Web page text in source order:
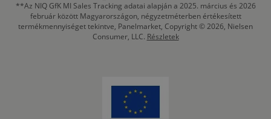
**Az NIQ GfK MI Sales Tracking adatai alapján a 2025. március és 2026
február között Magyarországon, négyzetméterben értékesített
termékmennyiséget tekintve, Panelmarket, Copyright © 2026, Nielsen
Consumer, LLC. Részletek